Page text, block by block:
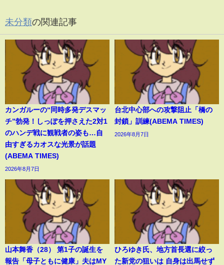
未分類の関連記事
カンガルーの“同時多発デスマッ
チ”勃発！しっぽを押さえた2対1
のハンデ戦に観戦者の姿も…自
由すぎるカオスな光景が話題
(ABEMA TIMES)
2026年8月7日
台北中心部への攻撃阻止「橋の
封鎖」訓練(ABEMA TIMES)
2026年8月7日
山本舞香（28） 第1子の誕生を
報告「母子ともに健康」夫はMY
ひろゆき氏、地方首長選に絞っ
た新党の狙いは 自身は出馬せず